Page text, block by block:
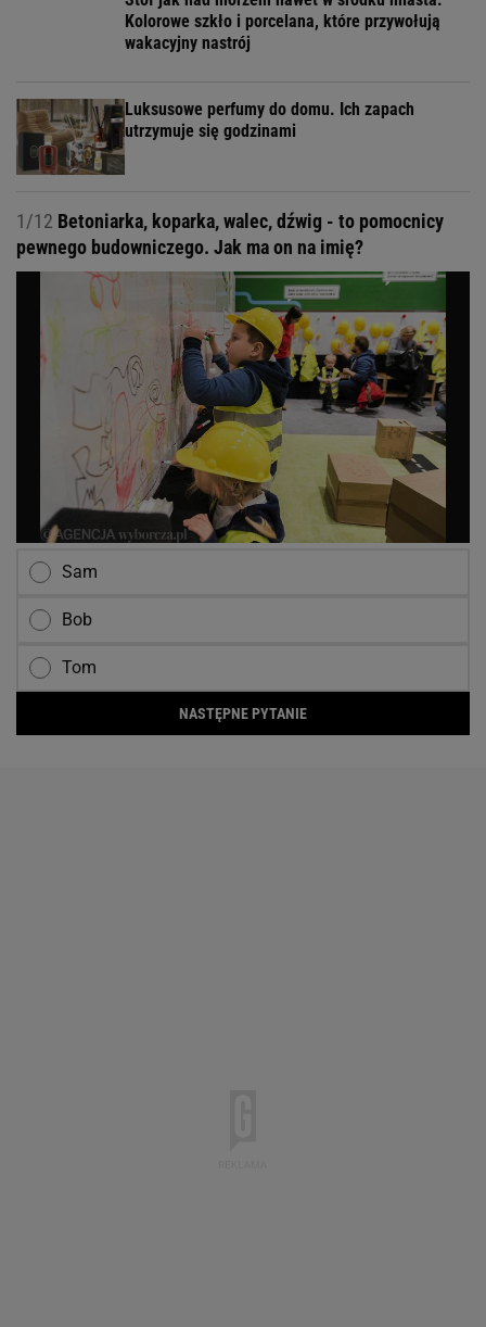
Kolorowe szkło i porcelana, które przywołują
wakacyjny nastrój
Luksusowe perfumy do domu. Ich zapach
utrzymuje się godzinami
1/12 Betoniarka, koparka, walec, dźwig - to pomocnicy
pewnego budowniczego. Jak ma on na imię?
Sam
Bob
Tom
NASTĘPNE PYTANIE